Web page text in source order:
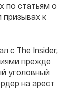
по статьям о
призывах к
с The Insider,
прежде
уголовный
на арест